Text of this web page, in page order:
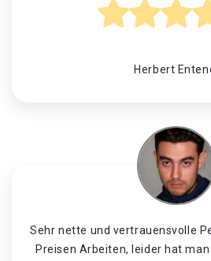
Herbert
Sehr nette und vertrauensvolle
Preisen Arbeiten, leider hat